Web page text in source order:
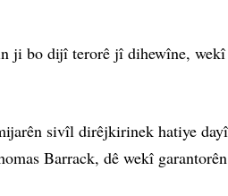
ji bo dijî terorê jî dihewîne,
sivîl dirêjkirinek hatiye
Barrack, dê wekî